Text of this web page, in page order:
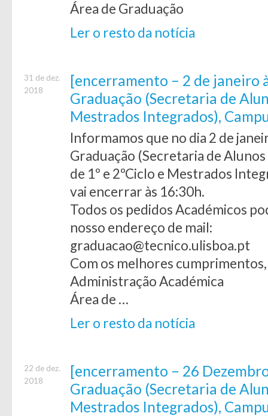
Área de Graduação
Ler o resto da notícia
31 de dez.
2018
[encerramento – 2 de janeiro
Graduação (Secretaria de
Mestrados Integrados),
Informamos que no dia 2 de
Graduação (Secretaria de Alunos
de 1º e 2ºCiclo e Mestrados
vai encerrar às 16:30h.
Todos os pedidos Académicos
nosso endereço de mail:
graduacao@tecnico.ulisboa.pt
Com os melhores cumprimentos,
Administração Académica
Área de …
Ler o resto da notícia
22 de dez.
2018
[encerramento – 26
Graduação (Secretaria de
Mestrados Integrados),